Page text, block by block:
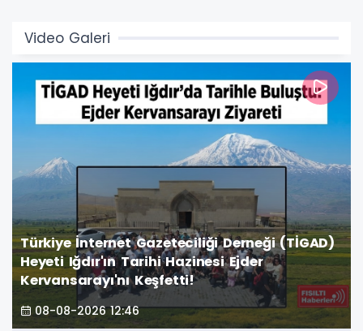
Video Galeri
Türkiye İnternet Gazeteciliği Derneği (TİGAD)
Heyeti Iğdır'ın Tarihi Hazinesi Ejder
Kervansarayı'nı Keşfetti!
08-08-2026 12:46